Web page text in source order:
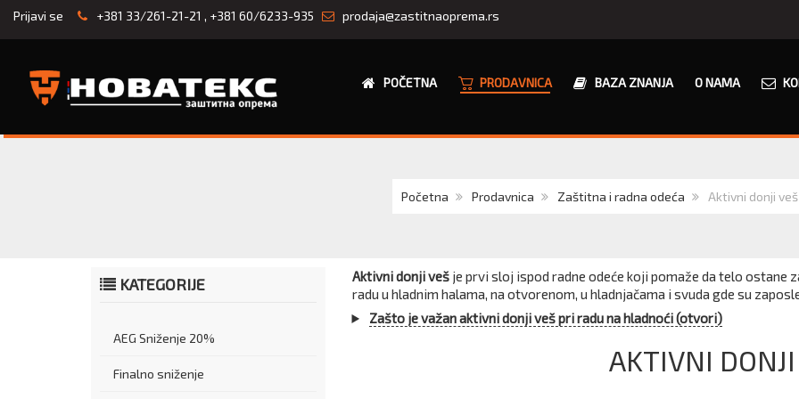
Prijavi se +381 33/261-21-21 , +381 60/6233-935 prodaja@zastitnaoprema.rs
POČETNA PRODAVNICA BAZA ZNANJA O NAMA
Početna Prodavnica Zaštitna i radna odeća Aktivni donji veš
KATEGORIJE
AEG Sniženje 20%
Finalno sniženje
Aktivni donji vešje prvi sloj ispod radne odeće koji pomaže da telo ostane
radu u hladnim halama, na otvorenom, u hladnjačama i svuda gde su
Zašto je važan aktivni donji veš pri radu na hladnoći (otvori)
AKTIVNI DONJI